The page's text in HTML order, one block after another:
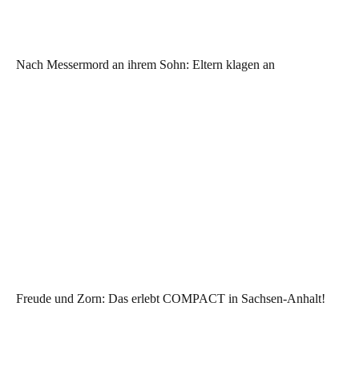
Nach Messermord an ihrem Sohn: Eltern klagen an
Freude und Zorn: Das erlebt COMPACT in Sachsen-Anhalt!